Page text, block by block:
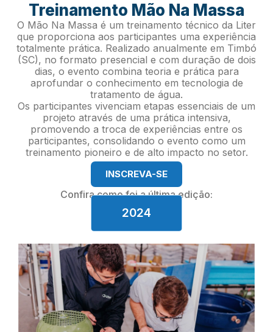
Treinamento Mão Na Massa
O Mão Na Massa é um treinamento técnico da Liter
que proporciona aos participantes uma experiência
totalmente prática. Realizado anualmente em Timbó
(SC), no formato presencial e com duração de dois
dias, o evento combina teoria e prática para
aprofundar o conhecimento em tecnologia de
tratamento de água.
Os participantes vivenciam etapas essenciais de um
projeto através de uma prática intensiva,
promovendo a troca de experiências entre os
participantes, consolidando o evento como um
treinamento pioneiro e de alto impacto no setor.
INSCREVA-SE
Confira como foi a última edição:
2024